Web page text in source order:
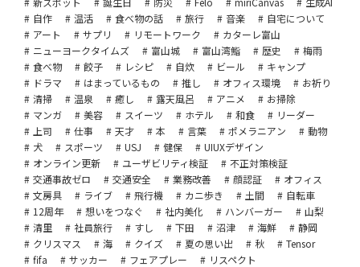
自作
温活 食べ物の話 旅行 音楽
自宅について
アート
サプリ リモートワーク
カターレ富山
ニューヨークタイムズ
富山城 富山湾鮨 歴史
梅雨
食べ物
餃子 レシピ 自炊 ビール
キャンプ
ドラマ
はまっているもの 推し オフィス環境
お祈り
清掃
温泉 癒し 露天風呂 アニメ
お掃除
マンガ
美容 スイーツ ホテル 和食
リーダー
上司
仕事 天才 本 言葉 ポメラニアン
動物
犬
スポーツ USJ 健保
UIUXデザイン
オンライン更新
ユーザビリティ検証
不正対策検証
交通事故ゼロ
交通安全 業務改善 顔認証
オフィス
文房具
ライブ 飛行機 カニ歩き 土間
自転車
12周年
想いをつなぐ 社内美化 ハンバーガー
山梨
清里
社員旅行 すし 下田 沼津 海鮮
静岡
クリスマス
海 クイズ 夏の思い出 秋
Tensor
fifa
サッカー フェアプレー
リスペクト